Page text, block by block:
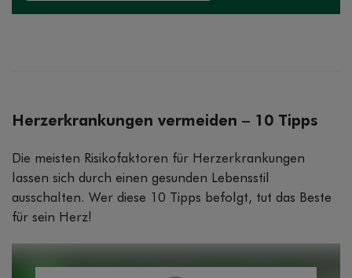
Herzerkrankungen vermeiden – 10 Tipps
Die meisten Risikofaktoren für Herzerkrankungen
lassen sich durch einen gesunden Lebensstil
ausschalten. Wer diese 10 Tipps befolgt, tut das Beste
für sein Herz!